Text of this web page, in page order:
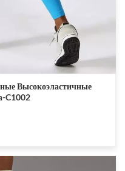
Высокоэластичные
C1002